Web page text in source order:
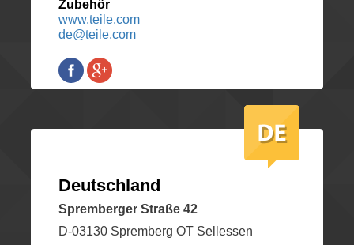
Zubehör
www.teile.com
de@teile.com
Deutschland
Spremberger Straße 42
D-03130 Spremberg OT Sellessen